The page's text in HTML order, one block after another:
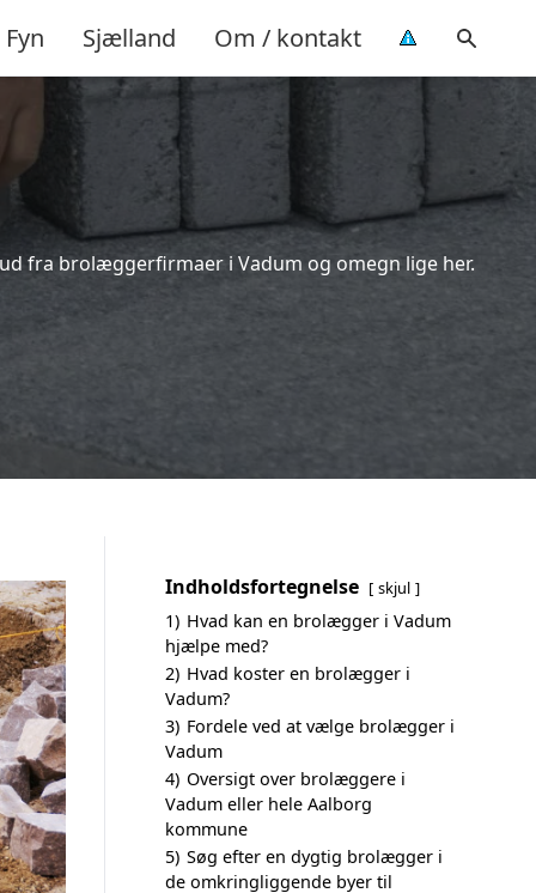
Fyn Sjælland Om / kontakt
fra brolæggerfirmaer i Vadum og omegn lige her.
Indholdsfortegnelse skjul
1) Hvad kan en brolægger i Vadum
hjælpe med?
2) Hvad koster en brolægger i
Vadum?
3) Fordele ved at vælge brolægger i
Vadum
4) Oversigt over brolæggere i
Vadum eller hele Aalborg
kommune
5) Søg efter en dygtig brolægger i
de omkringliggende byer til